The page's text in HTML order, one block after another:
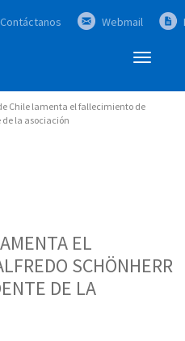
Contáctanos Webmail
Abrir
Chile lamenta el fallecimiento de
de la asociación
EL
SCHÖNHERR
DE LA